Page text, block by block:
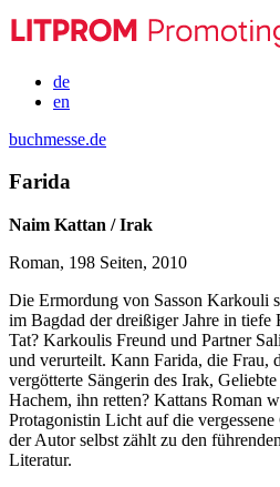
de
en
buchmesse.de
Farida
Naim Kattan / Irak
Roman, 198 Seiten, 2010
Die Ermordung von Sasson Karkouli
im Bagdad der dreißiger Jahre in
Tat? Karkoulis Freund und Partner
und verurteilt. Kann Farida, die Frau,
vergötterte Sängerin des Irak,
Hachem, ihn retten? Kattans Roman
Protagonistin Licht auf die
der Autor selbst zählt zu den
Literatur.